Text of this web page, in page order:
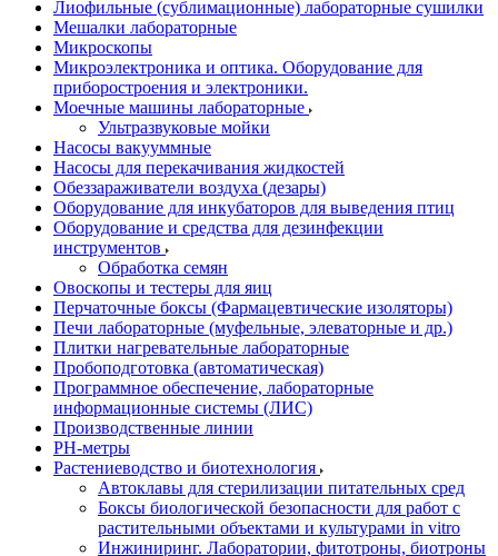
Лиофильные (сублимационные) лабораторные сушилки
Мешалки лабораторные
Микроскопы
Микроэлектроника и оптика. Оборудование для
приборостроения и электроники.
Моечные машины лабораторные
Ультразвуковые мойки
Насосы вакууммные
Насосы для перекачивания жидкостей
Обеззараживатели воздуха (дезары)
Оборудование для инкубаторов для выведения птиц
Оборудование и средства для дезинфекции
инструментов
Обработка семян
Овоскопы и тестеры для яиц
Перчаточные боксы (Фармацевтические изоляторы)
Печи лабораторные (муфельные, элеваторные и др.)
Плитки нагревательные лабораторные
Пробоподготовка (автоматическая)
Программное обеспечение, лабораторные
информационные системы (ЛИС)
Производственные линии
РH-метры
Растениеводство и биотехнология
Автоклавы для стерилизации питательных сред
Боксы биологической безопасности для работ с
растительными объектами и культурами in vitro
Инжиниринг. Лаборатории, фитотроны, биотроны